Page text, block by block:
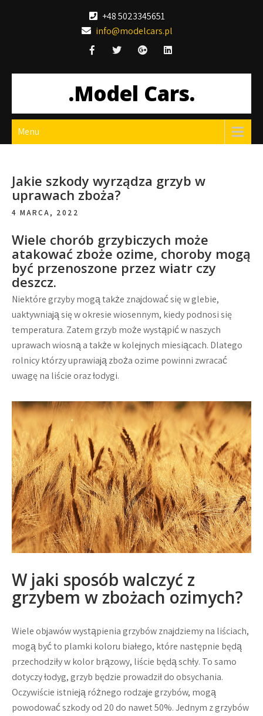
+48 5023345651
info@modelcars.pl
.Model Cars.
Menu
Jakie szkody wyrządza grzyb w
uprawach zboża?
4 MARCA, 2022
Wiele chorób grzybiczych może
atakować zboże ozime, choroby mogą
być przenoszone przez wiatr czy
deszcz.
Niektóre grzyby mogą także znajdować się w glebie,
uaktywniają się w okresie wiosennym, kiedy podnosi się
temperatura. Zatem grzyb może wystąpić w naszych
uprawach wiosną a także w kolejnych miesiącach. Dlatego
rolnicy którzy uprawiają zboża ozime powinni zwracać
uwagę na liście oraz łodygi.
W jaki sposób walczyć z
grzybem w zbożach ozimych?
Wiele objawów wystąpienia grzybów znajdziemy na liściach,
mogą być to plamki koloru białego, które następnie będą
przechodziły w kolor brązowy, liście będą schły. To samo
dotyczy łodyg, grzyb będzie prowadził do obsychania.
Oczywiście istnieją różnego rodzaje grzybów, mogą
powodować szkody od 20 do nawet 50%. Jednym z grzybów